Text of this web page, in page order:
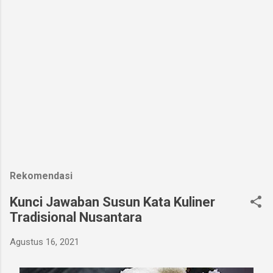
Rekomendasi
Kunci Jawaban Susun Kata Kuliner
Tradisional Nusantara
Agustus 16, 2021